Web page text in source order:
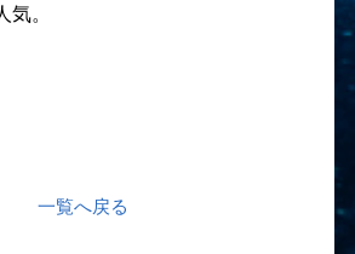
。
一覧へ戻る